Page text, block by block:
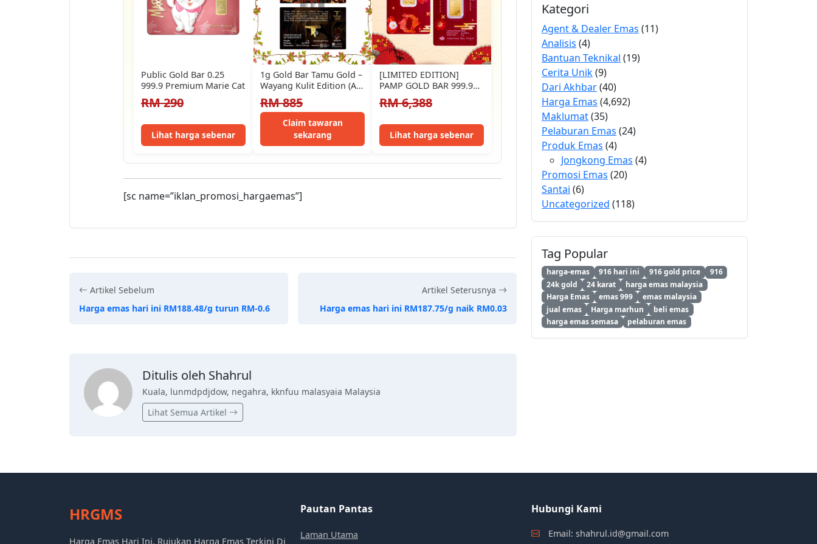
Public Gold Bar 0.25
999.9 Premium Marie Cat
RM 290
Lihat harga sebenar
1g Gold Bar Tamu Gold –
Wayang Kulit Edition (Au
999.9)
RM 885
Claim tawaran
sekarang
[LIMITED EDITION]
PAMP GOLD BAR 999.9
5.00g (EMAS 999.9) Good
Luck Koi…
RM 6,388
Lihat harga sebenar
[sc name=”iklan_promosi_hargaemas”]
Artikel Sebelum
Harga emas hari ini RM188.48/g turun RM-0.6
Artikel Seterusnya
Harga emas hari ini RM187.75/g naik RM0.03
Ditulis oleh Shahrul
Kuala, lunmdpdjdow, negahra, kknfuu malasyaia Malaysia
Lihat Semua Artikel
Kategori
Agent & Dealer Emas (11)
Analisis (4)
Bantuan Teknikal (19)
Cerita Unik(9)
Dari Akhbar(40)
Harga Emas (4,692)
Maklumat(35)
Pelaburan Emas (24)
Produk Emas (4)
Jongkong Emas (4)
Promosi Emas (20)
Santai (6)
Uncategorized (118)
Tag Popular
harga-emas 916 hari ini 916 gold price
916
24k gold
24 karat
harga emas malaysia
Harga Emas
emas 999
emas malaysia
jual emas
Harga marhun
beli emas
harga emas semasa
pelaburan emas
HRGMS
Harga Emas Hari Ini, Rujukan Harga Emas Terkini Di
Pautan Pantas
Laman Utama
Hubungi Kami
Email: shahrul.id@gmail.com